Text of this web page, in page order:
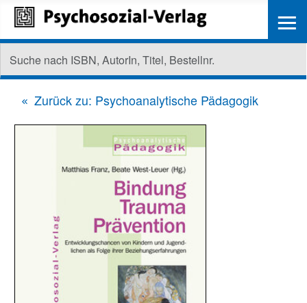
Zurück zu: Psychoanalytische Pädagogik
≡